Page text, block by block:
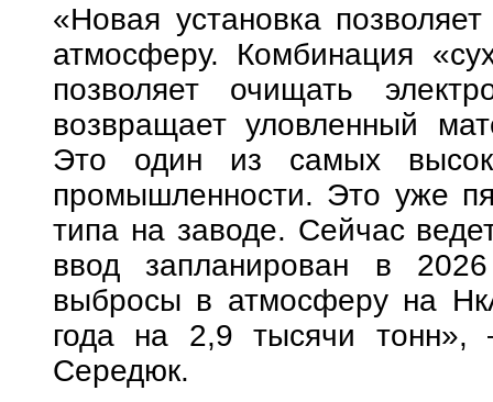
«Новая установка
атмосферу. Комбинация
позволяет очищать
возвращает уловленный
Это один из самых
промышленности. Это уже
типа на заводе. Сейчас
ввод запланирован в
выбросы в атмосферу на
года на 2,9 тысячи тонн»,
Середюк.